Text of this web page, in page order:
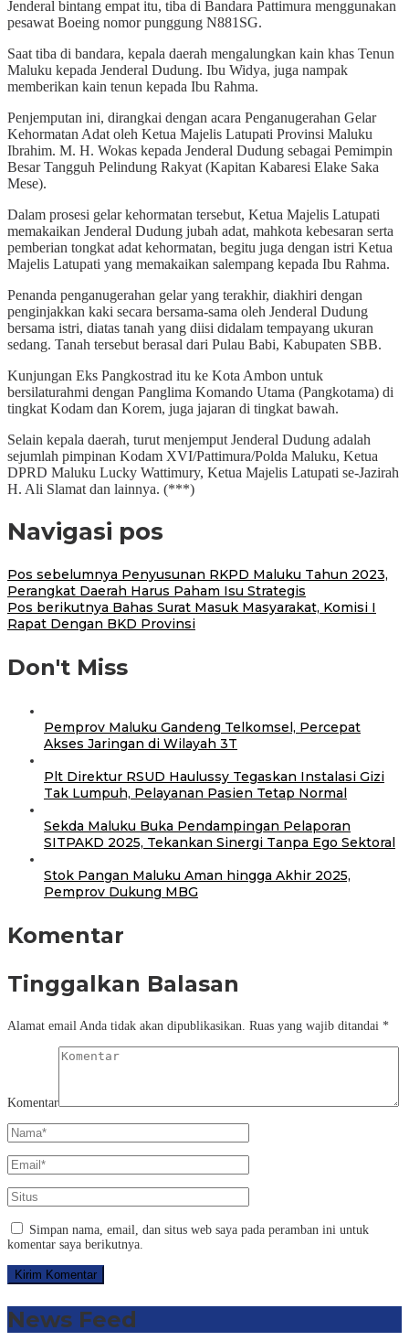
Jenderal bintang empat itu, tiba di Bandara Pattimura menggunakan
pesawat Boeing nomor punggung N881SG.
Saat tiba di bandara, kepala daerah mengalungkan kain khas Tenun
Maluku kepada Jenderal Dudung. Ibu Widya, juga nampak
memberikan kain tenun kepada Ibu Rahma.
Penjemputan ini, dirangkai dengan acara Penganugerahan Gelar
Kehormatan Adat oleh Ketua Majelis Latupati Provinsi Maluku
Ibrahim. M. H. Wokas kepada Jenderal Dudung sebagai Pemimpin
Besar Tangguh Pelindung Rakyat (Kapitan Kabaresi Elake Saka
Mese).
Dalam prosesi gelar kehormatan tersebut, Ketua Majelis Latupati
memakaikan Jenderal Dudung jubah adat, mahkota kebesaran serta
pemberian tongkat adat kehormatan, begitu juga dengan istri Ketua
Majelis Latupati yang memakaikan salempang kepada Ibu Rahma.
Penanda penganugerahan gelar yang terakhir, diakhiri dengan
penginjakkan kaki secara bersama-sama oleh Jenderal Dudung
bersama istri, diatas tanah yang diisi didalam tempayang ukuran
sedang. Tanah tersebut berasal dari Pulau Babi, Kabupaten SBB.
Kunjungan Eks Pangkostrad itu ke Kota Ambon untuk
bersilaturahmi dengan Panglima Komando Utama (Pangkotama) di
tingkat Kodam dan Korem, juga jajaran di tingkat bawah.
Selain kepala daerah, turut menjemput Jenderal Dudung adalah
sejumlah pimpinan Kodam XVI/Pattimura/Polda Maluku, Ketua
DPRD Maluku Lucky Wattimury, Ketua Majelis Latupati se-Jazirah
H. Ali Slamat dan lainnya. (***)
Navigasi pos
Pos sebelumnya Penyusunan RKPD Maluku Tahun 2023,
Perangkat Daerah Harus Paham Isu Strategis
Pos berikutnya Bahas Surat Masuk Masyarakat, Komisi I
Rapat Dengan BKD Provinsi
Don't Miss
Pemprov Maluku Gandeng Telkomsel, Percepat
Akses Jaringan di Wilayah 3T
Plt Direktur RSUD Haulussy Tegaskan Instalasi Gizi
Tak Lumpuh, Pelayanan Pasien Tetap Normal
Sekda Maluku Buka Pendampingan Pelaporan
SITPAKD 2025, Tekankan Sinergi Tanpa Ego Sektoral
Stok Pangan Maluku Aman hingga Akhir 2025,
Pemprov Dukung MBG
Komentar
Tinggalkan Balasan
Alamat email Anda tidak akan dipublikasikan. Ruas yang wajib ditandai *
Komentar
Simpan nama, email, dan situs web saya pada peramban ini untuk
komentar saya berikutnya.
News Feed